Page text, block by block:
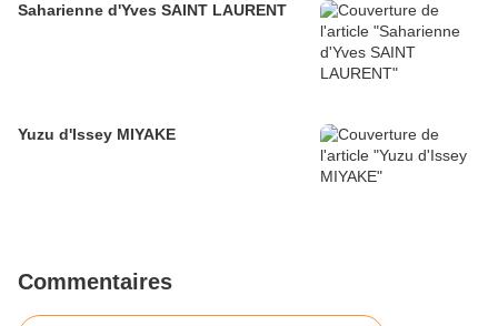
Saharienne d'Yves SAINT LAURENT
Yuzu d'Issey MIYAKE
Commentaires